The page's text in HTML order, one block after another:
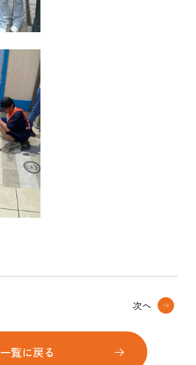
一覧に戻る
次へ